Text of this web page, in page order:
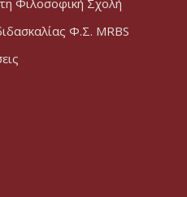
Φ.Σ. MRBS